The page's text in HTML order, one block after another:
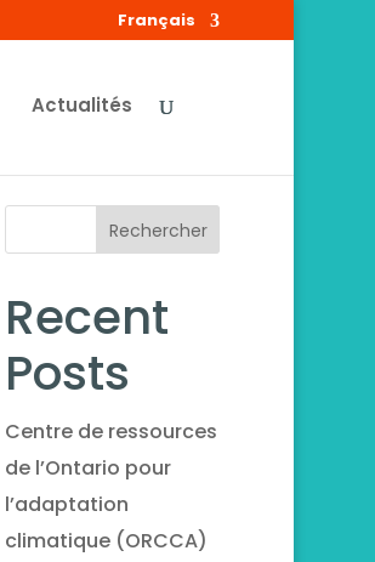
Français
Actualités
Rechercher
Recent
Posts
Centre de ressources
de l’Ontario pour
l’adaptation
climatique (ORCCA)